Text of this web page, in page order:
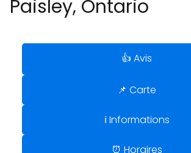
Paisley, Ontario
👍 Avis
📌 Carte
ℹ️ Informations
⏰ Horaires